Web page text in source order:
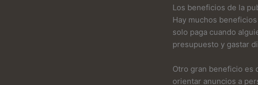
Los beneficios de la
Hay muchos
solo paga cuando
presupuesto y gastar
Otro gran beneficio es
orientar anuncios a